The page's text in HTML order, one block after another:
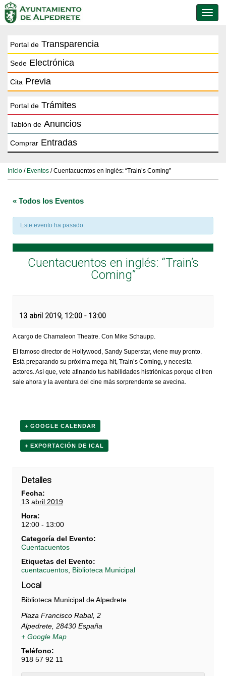
de
Portal de Transparencia
Sede Electrónica
Cita Previa
Portal de Trámites
Tablón de Anuncios
Comprar Entradas
Inicio / Eventos / Cuentacuentos en inglés: “Train’s Coming”
« Todos los Eventos
Este evento ha pasado.
Cuentacuentos en inglés: “Train’s
Coming”
13 abril 2019, 12:00 - 13:00
A cargo de Chamaleon Theatre. Con Mike Schaupp.
El famoso director de Hollywood, Sandy Superstar, viene muy pronto.
Está preparando su próxima mega-hit, Train’s Coming, y necesita
actores. Así que, vete afinando tus habilidades histriónicas porque el tren
sale ahora y la aventura del cine más sorprendente se avecina.
+ GOOGLE CALENDAR
+ EXPORTACIÓN DE ICAL
Detalles
Fecha:
13 abril 2019
Hora:
12:00 - 13:00
Categoría del Evento:
Cuentacuentos
Etiquetas del Evento:
cuentacuentos, Biblioteca Municipal
Local
Biblioteca Municipal de Alpedrete
Plaza Francisco Rabal, 2
Alpedrete, 28430 España
+ Google Map
Teléfono:
918 57 92 11